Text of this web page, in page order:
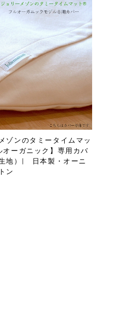
ゾンのタミータイムマッ
オーガニック】専用カバ
地）| 日本製・オーニ
ン